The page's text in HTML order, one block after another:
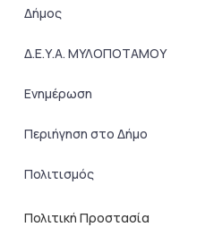
Δήμος
Δ.Ε.Υ.Α. ΜΥΛΟΠΟΤΑΜΟΥ
Ενημέρωση
Περιήγηση στο Δήμο
Πολιτισμός
Πολιτική Προστασία